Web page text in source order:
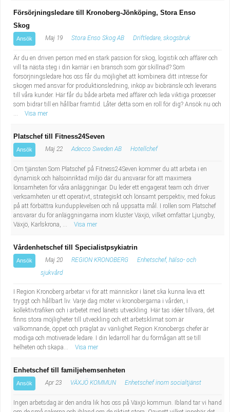
Försörjningsledare till Kronoberg-Jönköping, Stora Enso
Skog
Ansök Maj 19 Stora Enso Skog AB Driftledare, skogsbruk
Är du en driven person med en stark passion för skog, logistik och affärer och
vill ta nästa steg i din karriär i en bransch som gör skillnad? Som
försörjningsledare hos oss får du möjlighet att kombinera ditt intresse för
skogen med ansvar för produktionsledning, inköp av biobränsle och leverans
till våra kunder. Här får du både arbeta med affärer och leda viktiga processer
som bidrar till en hållbar framtid. Låter detta som en roll för dig? Ansök nu och
...
Visa mer
Platschef till Fitness24Seven
Ansök Maj 22 Adecco Sweden AB Hotellchef
Om tjänsten Som Platschef på Fitness24Seven kommer du att arbeta i en
dynamisk och hälsoinriktad miljö där du ansvarar för att maximera
lönsamheten för våra anläggningar. Du leder ett engagerat team och driver
verksamheten ur ett operativt, strategiskt och lönsamt perspektiv, med fokus
på att förbättra kundupplevelsen och nå uppsatta mål. I rollen som Platschef
ansvarar du för anläggningarna inom kluster Växjö, vilket omfattar Ljungby,
Växjö, Karlskrona, ...
Visa mer
Vårdenhetschef till Specialistpsykiatrin
Ansök Maj 20 REGION KRONOBERG
Enhetschef, hälso- och
sjukvård
I Region Kronoberg arbetar vi för att människor i länet ska kunna leva ett
tryggt och hållbart liv. Varje dag möter vi kronobergarna i vården, i
kollektivtrafiken och i arbetet med länets utveckling. Här tas idéer tillvara, det
finns stora möjligheter till utveckling och ett arbetsklimat som är
välkomnande, öppet och präglat av vänlighet.Region Kronobergs chefer är
modiga och motiverade ledare. I din ledarroll har du förmågan att se till
helheten och skapa...
Visa mer
Enhetschef till familjehemsenheten
Ansök Apr 23 VÄXJÖ KOMMUN Enhetschef inom socialtjänst
Ingen arbetsdag är den andra lik hos oss på Växjö kommun. Ibland tar vi hand